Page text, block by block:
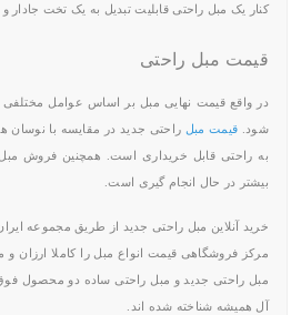
کنار یک مبل راحتی قابلیت تبدیل به یک تخت جادار و
قیمت مبل راحتی
در واقع قیمت نهایی مبل بر اساس عوامل
شود. قیمت مبل راحتی جدید در مقایسه با نوسان
به راحتی قابل خریداری است. همچنین فروش
بیشتر در حال انجام گیری است.
خرید آنلاین مبل راحتی جدید از طریق مجموعه
مرکز فروشگاهی قیمت انواع مبل را کاملا ارزان
مبل راحتی جدید و مبل راحتی ساده دو محصول فوق
آل همیشه شناخته شده اند.